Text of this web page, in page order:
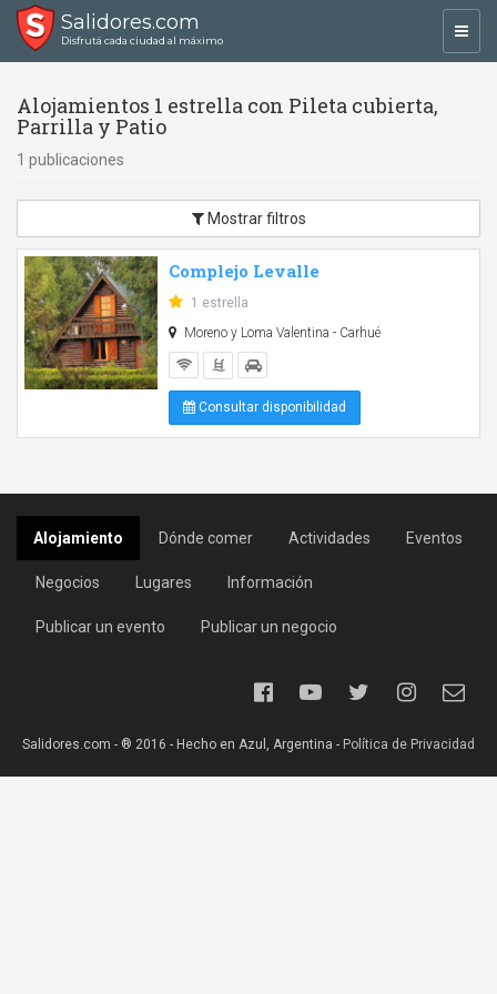
Salidores.com
Disfrutá cada ciudad al máximo
Alojamientos 1 estrella con Pileta cubierta,
Parrilla y Patio
1 publicaciones
Mostrar filtros
Complejo Levalle
1 estrella
Moreno y Loma Valentina - Carhué
Consultar disponibilidad
Alojamiento Dónde comer Actividades Eventos
Negocios Lugares Información
Publicar un evento Publicar un negocio
Salidores.com - ® 2016 - Hecho en Azul, Argentina - Política de Privacidad